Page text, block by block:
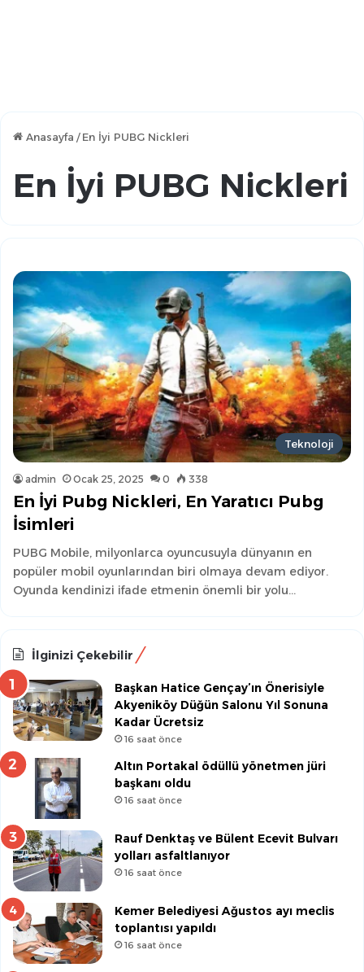
Anasayfa / En İyi PUBG Nickleri
En İyi PUBG Nickleri
Teknoloji
admin Ocak 25, 2025 0 338
En İyi Pubg Nickleri, En Yaratıcı Pubg
İsimleri
PUBG Mobile, milyonlarca oyuncusuyla dünyanın en
popüler mobil oyunlarından biri olmaya devam ediyor.
Oyunda kendinizi ifade etmenin önemli bir yolu…
İlginizi Çekebilir
Başkan Hatice Gençay’ın Önerisiyle
Akyeniköy Düğün Salonu Yıl Sonuna
Kadar Ücretsiz
16 saat önce
Altın Portakal ödüllü yönetmen jüri
başkanı oldu
16 saat önce
Rauf Denktaş ve Bülent Ecevit Bulvarı
yolları asfaltlanıyor
16 saat önce
Kemer Belediyesi Ağustos ayı meclis
toplantısı yapıldı
16 saat önce